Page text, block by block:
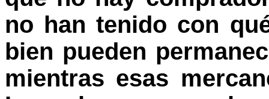
no han tenido con
bien pueden
mientras esas